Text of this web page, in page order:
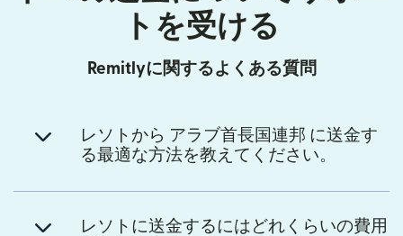
トを受ける
Remitlyに関するよくある質問
レソトから アラブ首長国連邦 に送金す
る最適な方法を教えてください。
レソトに送金するにはどれくらいの費用